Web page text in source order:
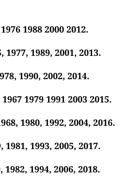
1988 2000 2012.
1977, 1989, 2001, 2013.
1990, 2002, 2014.
1979 1991 2003 2015.
1980, 1992, 2004, 2016.
1981, 1993, 2005, 2017.
1982, 1994, 2006, 2018.